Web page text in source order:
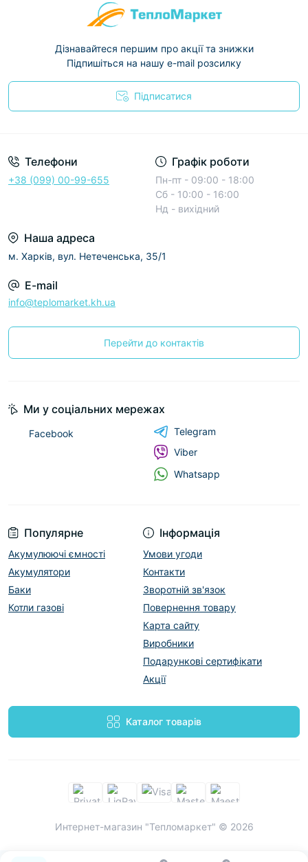
Дізнавайтеся першим про акції та знижки
Підпишіться на нашу e-mail розсилку
Підписатися
Телефони
+38 (099) 00-99-655
Графік роботи
Пн-пт - 09:00 - 18:00
Сб - 10:00 - 16:00
Нд - вихідний
Наша адреса
м. Харків, вул. Нетеченська, 35/1
E-mail
info@teplomarket.kh.ua
Перейти до контактів
Популярне
Акумулюючі ємності
Акумулятори
Баки
Котли газові
Інформація
Умови угоди
Контакти
Зворотній зв'язок
Повернення товару
Карта сайту
Виробники
Подарункові сертифікати
Акції
Каталог товарів
Ми у соціальних мережах
Facebook
Telegram
Viber
Whatsapp
Интернет-магазин "Тепломаркет" © 2026